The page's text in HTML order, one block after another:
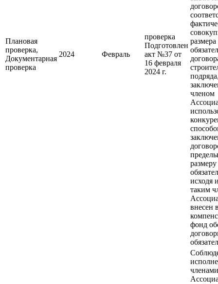
Плановая
проверка,
Документарная
проверка
2024 Февраль
проверка
Подготовлен
акт №37 от
16 февраля
2024 г.
размера
членом
размеру
исходя
таким
внесен
фонд
членами